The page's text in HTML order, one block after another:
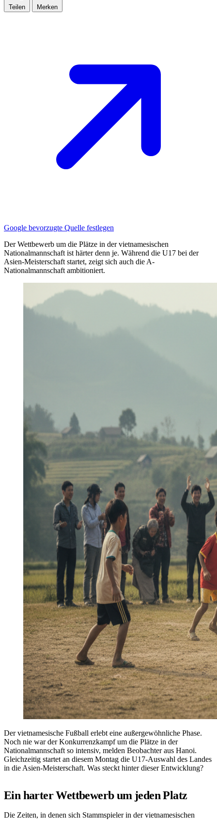
Teilen Merken
Google bevorzugte Quelle festlegen
Der Wettbewerb um die Plätze in der vietnamesischen
Nationalmannschaft ist härter denn je. Während die U17 bei der
Asien-Meisterschaft startet, zeigt sich auch die A-
Nationalmannschaft ambitioniert.
Der vietnamesische Fußball erlebt eine außergewöhnliche Phase.
Noch nie war der Konkurrenzkampf um die Plätze in der
Nationalmannschaft so intensiv, melden Beobachter aus Hanoi.
Gleichzeitig startet an diesem Montag die U17-Auswahl des Landes
in die Asien-Meisterschaft. Was steckt hinter dieser Entwicklung?
Ein harter Wettbewerb um jeden Platz
Die Zeiten, in denen sich Stammspieler in der vietnamesischen